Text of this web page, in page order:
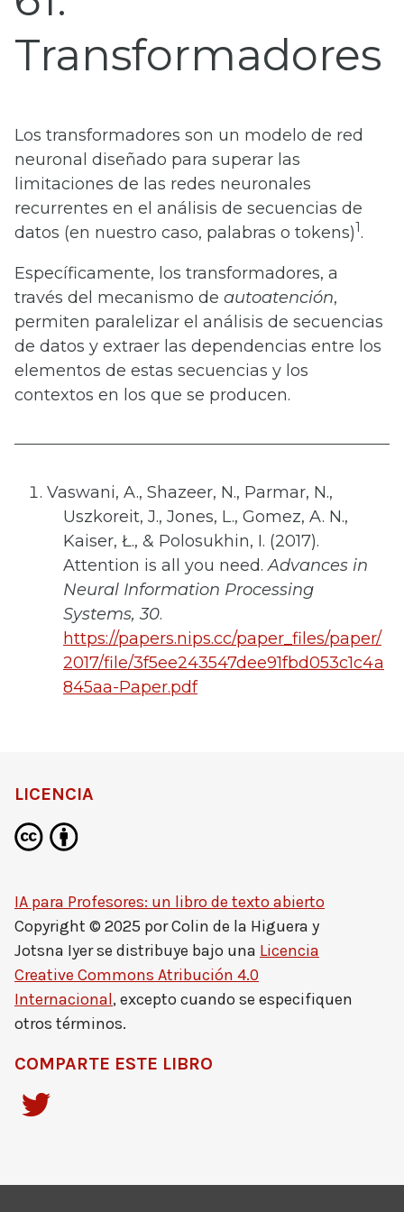
Transformadores
Los transformadores son un modelo de red
neuronal diseñado para superar las
limitaciones de las redes neuronales
recurrentes en el análisis de secuencias de
datos (en nuestro caso, palabras o tokens)1.
Específicamente, los transformadores, a
través del mecanismo de autoatención,
permiten paralelizar el análisis de secuencias
de datos y extraer las dependencias entre los
elementos de estas secuencias y los
contextos en los que se producen.
Vaswani, A., Shazeer, N., Parmar, N.,
Uszkoreit, J., Jones, L., Gomez, A. N.,
Kaiser, Ł., & Polosukhin, I. (2017).
Attention is all you need.Advances in
Neural Information Processing
Systems, 30.
https://papers.nips.cc/paper_files/paper/
2017/file/3f5ee243547dee91fbd053c1c4a
845aa-Paper.pdf
LICENCIA
IA para Profesores: un libro de texto abierto
Copyright © 2025 porColin de la Higuera y
Jotsna Iyerse distribuye bajo una Licencia
Creative Commons Atribución 4.0
Internacional, excepto cuando se especifiquen
otros términos.
COMPARTE ESTE LIBRO